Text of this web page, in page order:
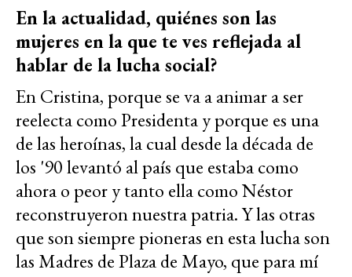
En la actualidad, quiénes son las
mujeres en la que te ves reflejada al
hablar de la lucha social?
En Cristina, porque se va a animar a ser
reelecta como Presidenta y porque es una
de las heroínas, la cual desde la década de
los '90 levantó al país que estaba como
ahora o peor y tanto ella como Néstor
reconstruyeron nuestra patria. Y las otras
que son siempre pioneras en esta lucha son
las Madres de Plaza de Mayo, que para mí